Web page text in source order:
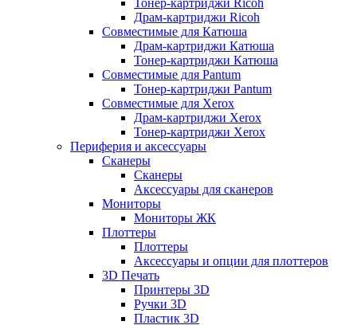
Тонер-картриджи Ricoh
Драм-картриджи Ricoh
Совместимые для Катюша
Драм-картриджи Катюша
Тонер-картриджи Катюша
Совместимые для Pantum
Тонер-картриджи Pantum
Совместимые для Xerox
Драм-картриджи Xerox
Тонер-картриджи Xerox
Периферия и аксессуары
Сканеры
Сканеры
Аксессуары для сканеров
Мониторы
Мониторы ЖК
Плоттеры
Плоттеры
Аксессуары и опции для плоттеров
3D Печать
Принтеры 3D
Ручки 3D
Пластик 3D